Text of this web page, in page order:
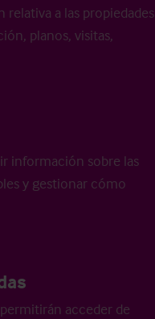
a las propiedades
planos, visitas,
información sobre las
y gestionar cómo
acceder de